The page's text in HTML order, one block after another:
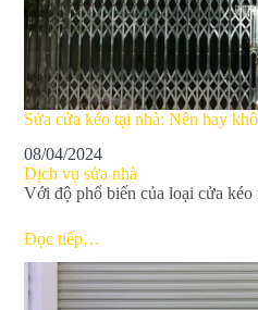
Sửa cửa kéo tại nhà: Nên hay
08/04/2024
Dịch vụ sửa nhà
Với độ phổ biến của loại cửa
Đọc tiếp…